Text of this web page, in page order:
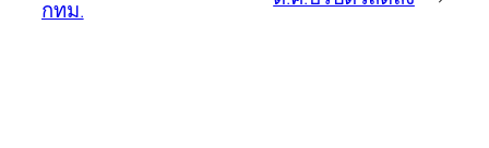
กทม.